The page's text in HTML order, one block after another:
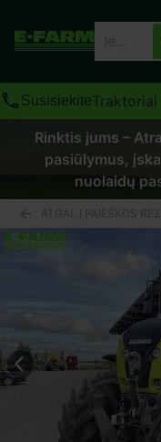
SusisiekiteTraktoriai
Rinktis jums –
pasiūlymus,
nuolaidų
ATGAL Į PAIEŠKOS